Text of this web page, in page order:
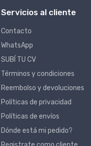
Servicios al cliente
Contacto
WhatsApp
SUBÍ TU CV
Términos y condiciones
Reembolso y devoluciones
Políticas de privacidad
Políticas de envíos
Dónde está mi pedido?